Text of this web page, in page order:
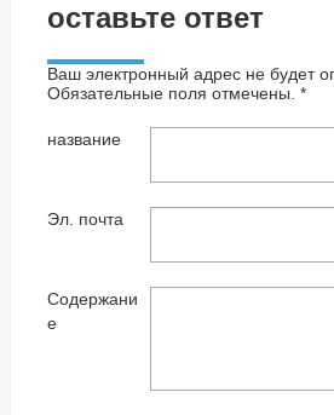
оставьте ответ
Ваш электронный адрес не будет
Обязательные поля отмечены. *
название
Эл. почта
Содержани
е